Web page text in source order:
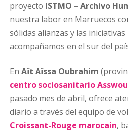
proyecto ISTMO – Archivo
nuestra labor en Marruecos
sólidas alianzas y las iniciativas
acompañamos en el sur del
En Aït Aïssa Oubrahim
centro sociosanitario
pasado mes de abril, ofrece
diario a través del equipo de
Croissant-Rouge marocain,